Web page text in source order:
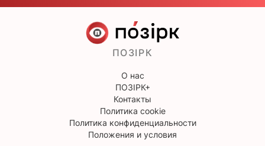
ПОЗІРК
О нас
ПОЗІРК+
Контакты
Политика cookie
Политика конфиденциальности
Положения и условия